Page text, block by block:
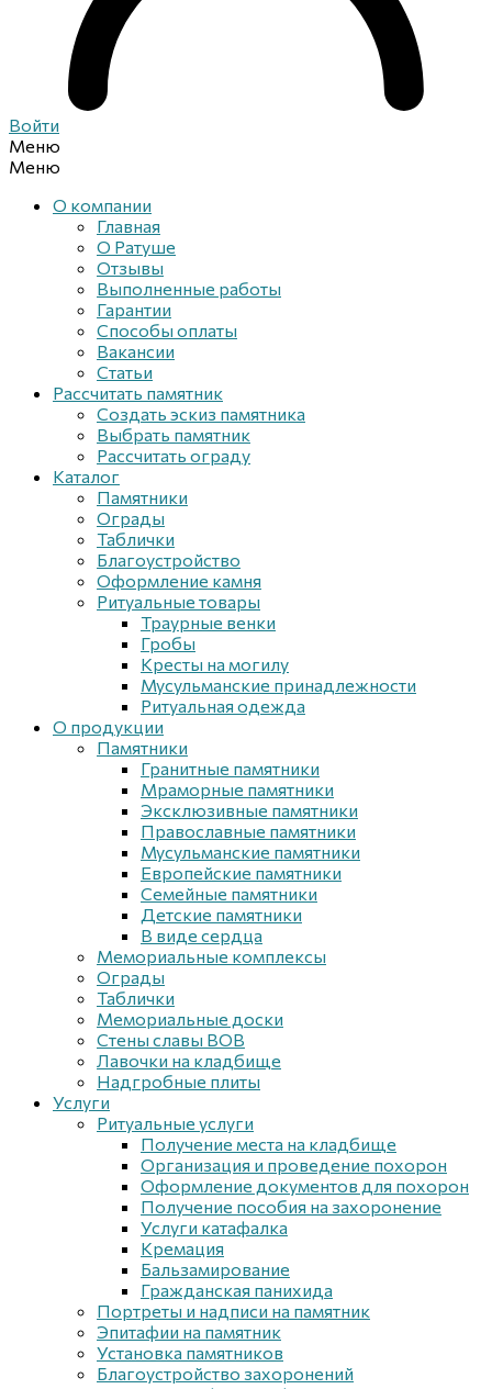
Войти
Меню
Меню
О компании
Главная
О Ратуше
Отзывы
Выполненные работы
Гарантии
Способы оплаты
Вакансии
Статьи
Рассчитать памятник
Создать эскиз памятника
Выбрать памятник
Рассчитать ограду
Каталог
Памятники
Ограды
Таблички
Благоустройствo
Оформление камня
Ритуальные товары
Траурные венки
Гробы
Кресты на могилу
Мусульманские принадлежности
Ритуальная одежда
О продукции
Памятники
Гранитные памятники
Мраморные памятники
Эксклюзивные памятники
Православные памятники
Мусульманские памятники
Европейские памятники
Семейные памятники
Детские памятники
В виде сердца
Мемориальные комплексы
Ограды
Таблички
Мемориальные доски
Стены славы ВОВ
Лавочки на кладбище
Надгробные плиты
Услуги
Ритуальные услуги
Получение места на кладбище
Организация и проведение похорон
Оформление документов для похорон
Получение пособия на захоронение
Услуги катафалка
Кремация
Бальзамирование
Гражданская панихида
Портреты и надписи на памятник
Эпитафии на памятник
Установка памятников
Благоустройство захоронений